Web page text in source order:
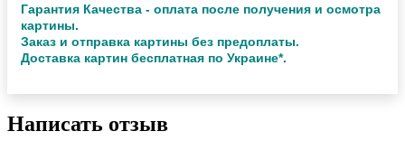
Гарантия Качества - оплата после получения и осмотра
картины.
Заказ и отправка картины без предоплаты.
Доставка картин бесплатная по Украине*.
Написать отзыв